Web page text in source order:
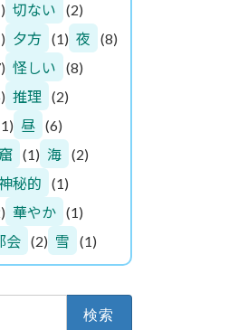
切ない
(2)
夕方 (1) 夜
(8)
怪しい
(8)
推理
(2)
昼 (6)
(1) 海 (2)
秘的
(1)
華やか (1)
会 (2) 雪 (1)